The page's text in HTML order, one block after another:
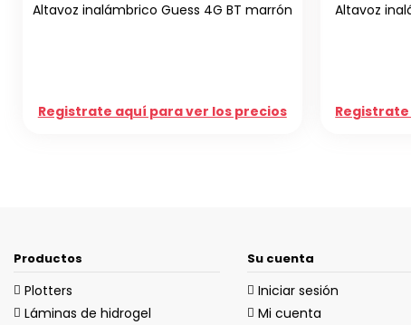
smartphone cordón Guess 4G
aquí para ver los precios
Registrate aquí para
Productos
Plotters
Láminas de hidrogel
Su cuenta
Iniciar sesión
Mi cuenta